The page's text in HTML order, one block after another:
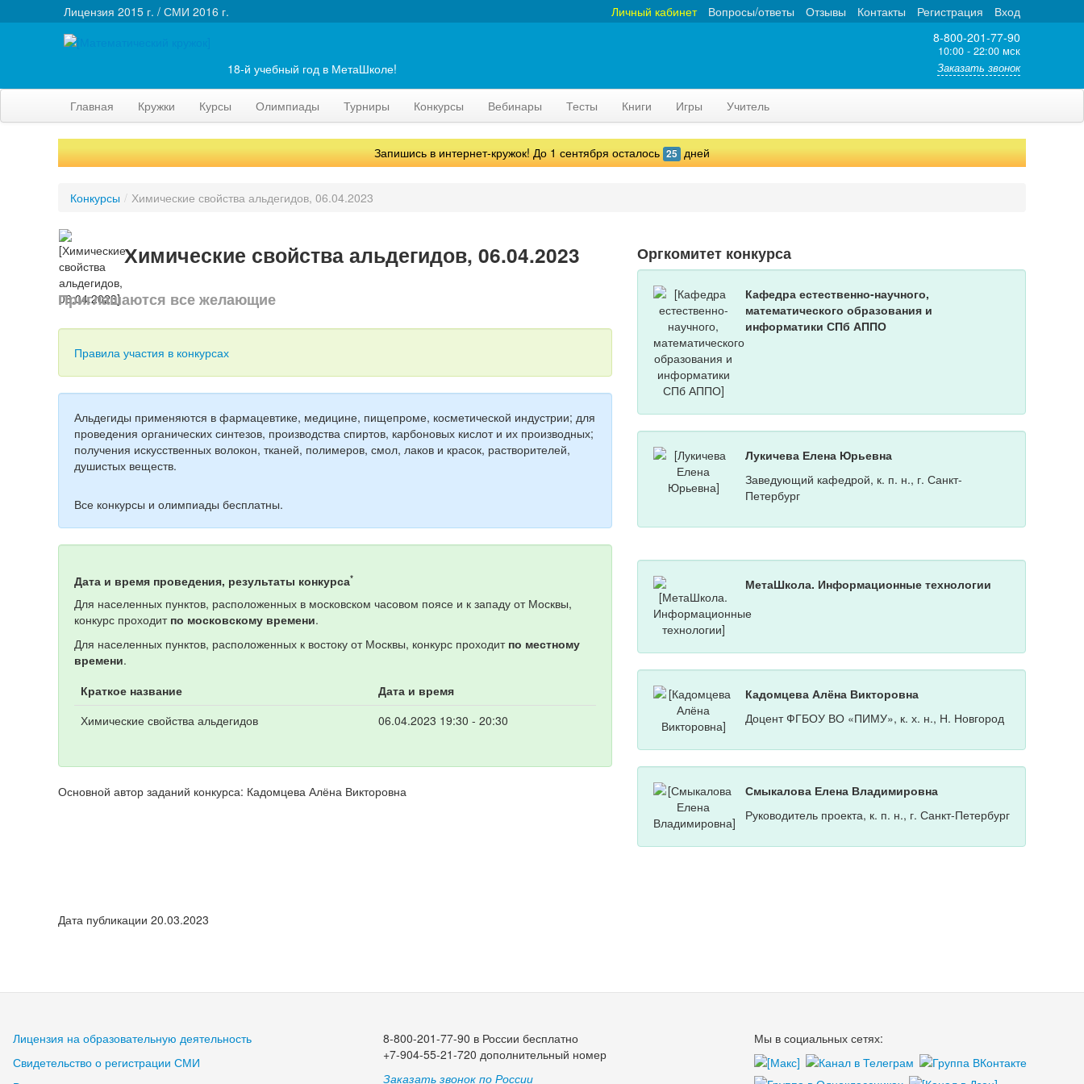
Лицензия 2015 г. / СМИ 2016 г. Вход
Регистрация
Контакты
Отзывы
Вопросы/ответы
Личный кабинет
8-800-201-77-90
10:00 - 22:00 мск
Заказать звонок
18-й учебный год в МетаШколе!
Главная Кружки Курсы Олимпиады Турниры Конкурсы Вебинары Тесты Книги Игры Учитель
Запишись в интернет-кружок! До 1 сентября осталось 25 дней
Конкурсы / Химические свойства альдегидов, 06.04.2023
Химические свойства альдегидов, 06.04.2023
Приглашаются все желающие
Правила участия в конкурсах
Альдегиды применяются в фармацевтике, медицине, пищепроме, косметической индустрии; для
проведения органических синтезов, производства спиртов, карбоновых кислот и их производных;
получения искусственных волокон, тканей, полимеров, смол, лаков и красок, растворителей,
душистых веществ.
Все конкурсы и олимпиады бесплатны.
Дата и время проведения, результаты конкурса*
Для населенных пунктов, расположенных в московском часовом поясе и к западу от Москвы,
конкурс проходит по московскому времени.
Для населенных пунктов, расположенных к востоку от Москвы, конкурс проходит по местному
времени.
Краткое название
Дата и время
Химические свойства альдегидов
06.04.2023 19:30 - 20:30
Основной автор заданий конкурса: Кадомцева Алёна Викторовна
Оргкомитет конкурса
Кафедра естественно-научного,
математического образования и
информатики СПб АППО
Лукичева Елена Юрьевна
Заведующий кафедрой, к. п. н., г. Санкт-
Петербург
МетаШкола. Информационные технологии
Кадомцева Алёна Викторовна
Доцент ФГБОУ ВО «ПИМУ», к. х. н., Н. Новгород
Смыкалова Елена Владимировна
Руководитель проекта, к. п. н., г. Санкт-Петербург
Дата публикации 20.03.2023
Лицензия на образовательную деятельность
Свидетельство о регистрации СМИ
8-800-201-77-90 в России бесплатно
+7-904-55-21-720 дополнительный номер
Заказать звонок по России
Мы в социальных сетях: